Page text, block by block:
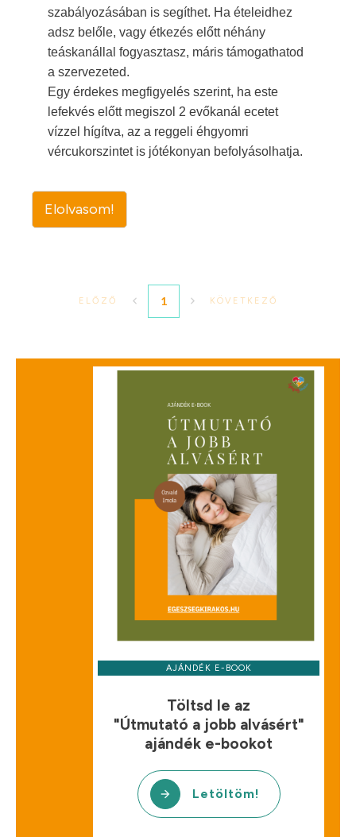
szabályozásában is segíthet. Ha ételeidhez
adsz belőle, vagy étkezés előtt néhány
teáskanállal fogyasztasz, máris támogathatod
a szervezeted.
Egy érdekes megfigyelés szerint, ha este
lefekvés előtt megiszol 2 evőkanál ecetet
vízzel hígítva, az a reggeli éhgyomri
vércukorszintet is jótékonyan befolyásolhatja.
Elolvasom!
ELŐZŐ 1 KÖVETKEZŐ
AJÁNDÉK E-BOOK
Töltsd le az
"Útmutató a jobb alvásért"
ajándék e-bookot
Letöltöm!